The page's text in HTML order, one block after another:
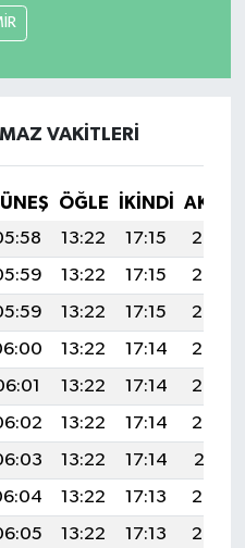
VAKITLERI
ÖĞLE İKINDI
13:22 17:15
20:36
13:22 17:15
20:36
13:22 17:15
20:35
13:22 17:14
20:34
13:22 17:14
20:33
13:22 17:14
20:32
13:22 17:14
20:31
13:22 17:13
20:30
13:22 17:13
20:29